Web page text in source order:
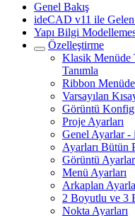
Genel Bakış
ideCAD v11 ile
Yapı Bilgi
Özelleştirme
Klasik Menüde
Tanımla
Ribbon
Varsayılan
Görüntü
Proje Ayarları
Genel Ayarlar -
Ayarları Bütün
Görüntü
Menü Ayarları
Arkaplan
2 Boyutlu ve 3
Nokta Ayarları